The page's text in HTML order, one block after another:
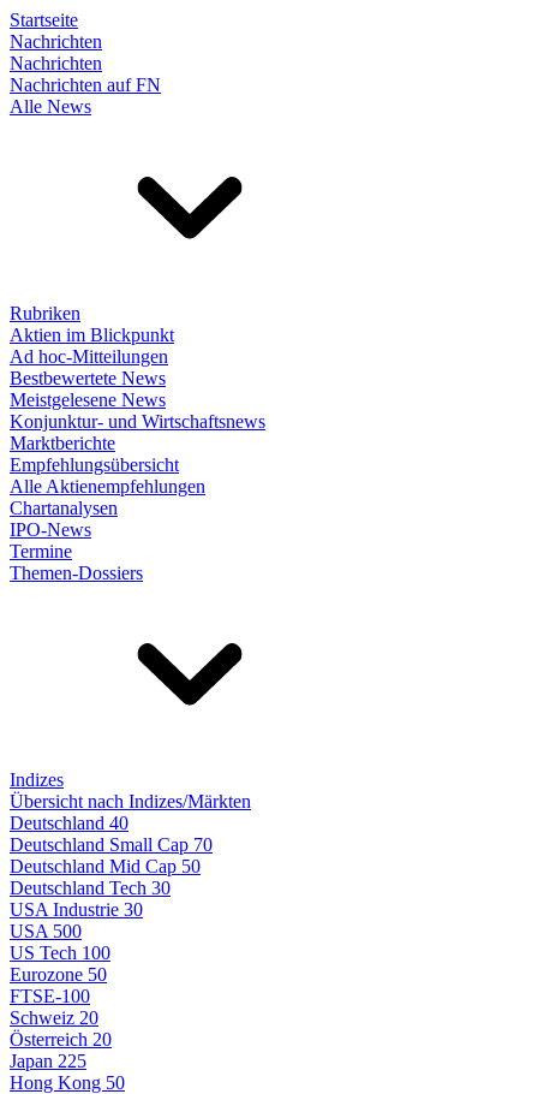
Startseite
Nachrichten
Nachrichten
Nachrichten auf FN
Alle News
Rubriken
Aktien im Blickpunkt
Ad hoc-Mitteilungen
Bestbewertete News
Meistgelesene News
Konjunktur- und Wirtschaftsnews
Marktberichte
Empfehlungsübersicht
Alle Aktienempfehlungen
Chartanalysen
IPO-News
Termine
Themen-Dossiers
Indizes
Übersicht nach Indizes/Märkten
Deutschland 40
Deutschland Small Cap 70
Deutschland Mid Cap 50
Deutschland Tech 30
USA Industrie 30
USA 500
US Tech 100
Eurozone 50
FTSE-100
Schweiz 20
Österreich 20
Japan 225
Hong Kong 50